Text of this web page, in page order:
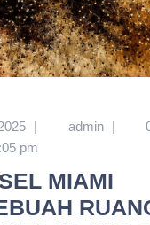
| admin |
pm
MIAMI